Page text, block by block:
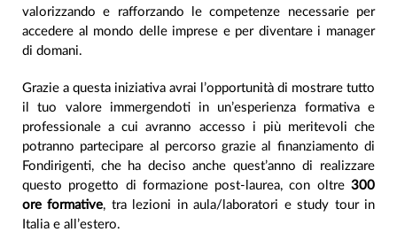
valorizzando e rafforzando le competenze necessarie per
accedere al mondo delle imprese e per diventare i manager
di domani.
Grazie a questa iniziativa avrai l’opportunità di mostrare tutto
il tuo valore immergendoti in un’esperienza formativa e
professionale a cui avranno accesso i più meritevoli che
potranno partecipare al percorso grazie al finanziamento di
Fondirigenti, che ha deciso anche quest’anno di realizzare
questo progetto di formazione post-laurea, con oltre 300
ore formative, tra lezioni in aula/laboratori e study tour in
Italia e all’estero.